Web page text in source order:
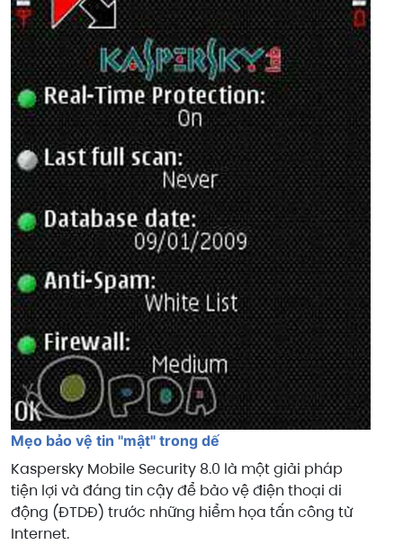
Mẹo bảo vệ tin "mật" trong dế
Kaspersky Mobile Security 8.0 là một giải pháp
tiện lợi và đáng tin cậy để bảo vệ điện thoại di
động (ĐTDĐ) trước những hiểm họa tấn công từ
Internet.